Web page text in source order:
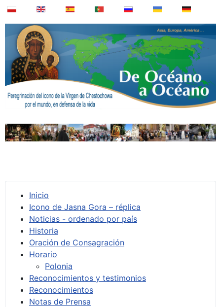
Inicio
Icono de Jasna Gora – réplica
Noticias - ordenado por país
Historia
Oración de Consagración
Horario
Polonia
Reconocimientos y testimonios
Reconocimientos
Notas de Prensa